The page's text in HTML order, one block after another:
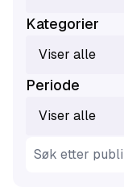
Kategorier
Viser alle
Periode
Viser alle